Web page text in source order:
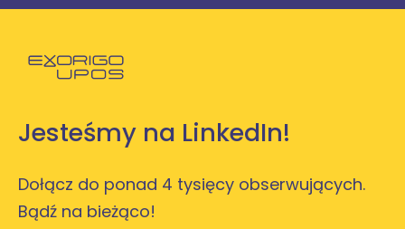
Jesteśmy na LinkedIn!
Dołącz do ponad 4 tysięcy obserwujących.
Bądź na bieżąco!